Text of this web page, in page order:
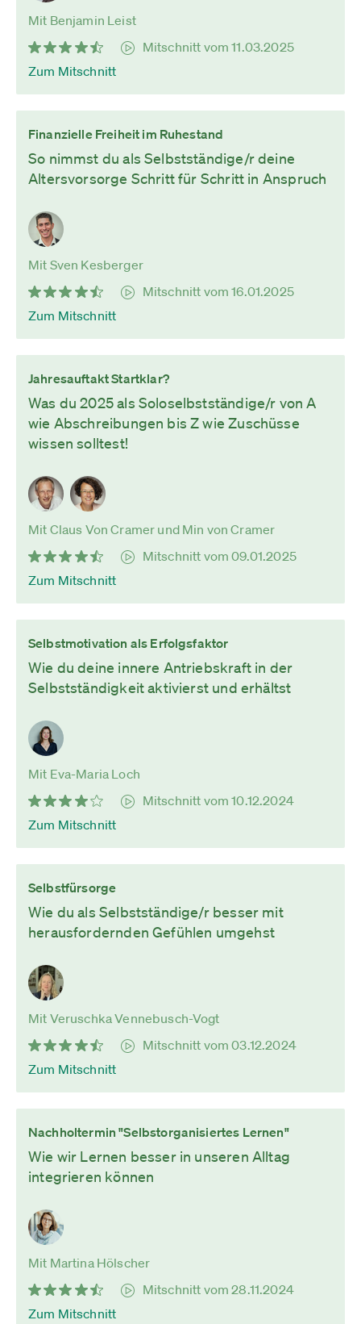
Mit Benjamin Leist
Mitschnitt vom 11.03.2025
Zum Mitschnitt
Finanzielle Freiheit im Ruhestand
So nimmst du als Selbstständige/r deine
Altersvorsorge Schritt für Schritt in Anspruch
Mit Sven Kesberger
Mitschnitt vom 16.01.2025
Zum Mitschnitt
Jahresauftakt Startklar?
Was du 2025 als Soloselbstständige/r von A
wie Abschreibungen bis Z wie Zuschüsse
wissen solltest!
Mit Claus Von Cramer und Min von Cramer
Mitschnitt vom 09.01.2025
Zum Mitschnitt
Selbstmotivation als Erfolgsfaktor
Wie du deine innere Antriebskraft in der
Selbstständigkeit aktivierst und erhältst
Mit Eva-Maria Loch
Mitschnitt vom 10.12.2024
Zum Mitschnitt
Selbstfürsorge
Wie du als Selbstständige/r besser mit
herausfordernden Gefühlen umgehst
Mit Veruschka Vennebusch-Vogt
Mitschnitt vom 03.12.2024
Zum Mitschnitt
Nachholtermin "Selbstorganisiertes Lernen"
Wie wir Lernen besser in unseren Alltag
integrieren können
Mit Martina Hölscher
Mitschnitt vom 28.11.2024
Zum Mitschnitt